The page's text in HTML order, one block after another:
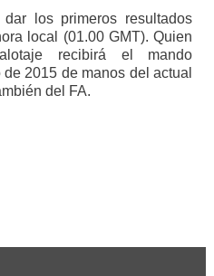
los primeros resultados
local (01.00 GMT). Quien
recibirá el mando
2015 de manos del actual
del FA.